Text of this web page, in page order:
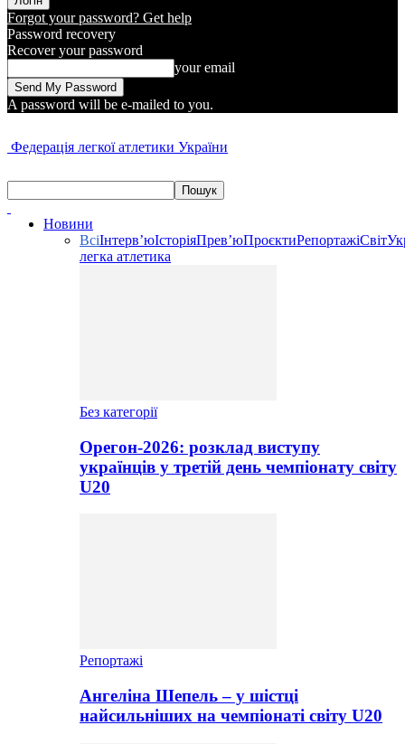
Forgot your password? Get help
Password recovery
Recover your password
your email
A password will be e-mailed to you.
Федерація легкої атлетики України
Новини
ВсіІнтерв’юІсторіяПрев’юПроєктиРепортажіСвіт
легка атлетика
Без категорії
Орегон-2026: розклад виступу
українців у третій день чемпіонату світу
U20
Репортажі
Ангеліна Шепель – у шістці
найсильніших на чемпіонаті світу U20